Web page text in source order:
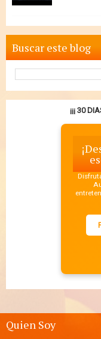
Buscar este blog
¡¡¡ 30
Quien Soy